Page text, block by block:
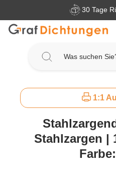
Zum Hauptinhalt springen30 Tage
1:1
Stahlzargen |